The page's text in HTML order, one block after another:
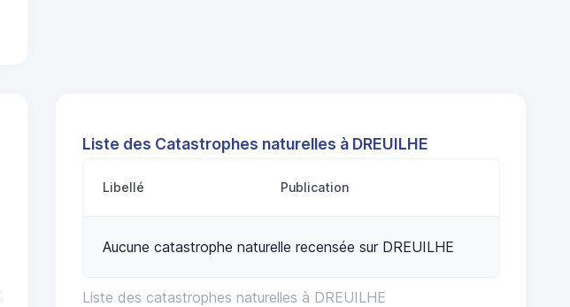
Liste des Catastrophes naturelles à DREUILHE
Liste des catastrophes naturelles à DREUILHE
Libellé Publication
Aucune catastrophe naturelle recensée sur DREUILHE